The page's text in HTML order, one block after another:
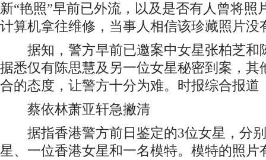
新“艳照”早前已外流，以及是否有人曾将照
计算机拿往维修，当事人相信该珍藏照片没
据知，警方早前已邀案中女星张柏芝和
据悉仅有陈思慧及另一位女星秘密到案，其
合的态度，让警方十分为难。时报综合报道
蔡依林萧亚轩急撇清
据指香港警方前日鉴定的3位女星，分别
星、一位香港女星和一名模特。模特的照片